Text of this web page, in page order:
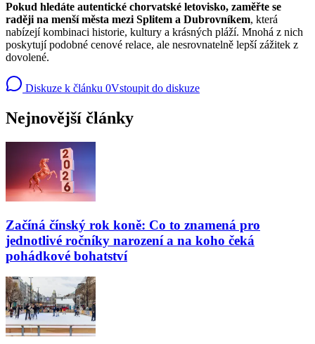
Pokud hledáte autentické chorvatské letovisko, zaměřte se
raději na menší města mezi Splitem a Dubrovníkem, která
nabízejí kombinaci historie, kultury a krásných pláží. Mnohá z nich
poskytují podobné cenové relace, ale nesrovnatelně lepší zážitek z
dovolené.
Diskuze k článku 0Vstoupit do diskuze
Nejnovější články
Začíná čínský rok koně: Co to znamená pro
jednotlivé ročníky narození a na koho čeká
pohádkové bohatství